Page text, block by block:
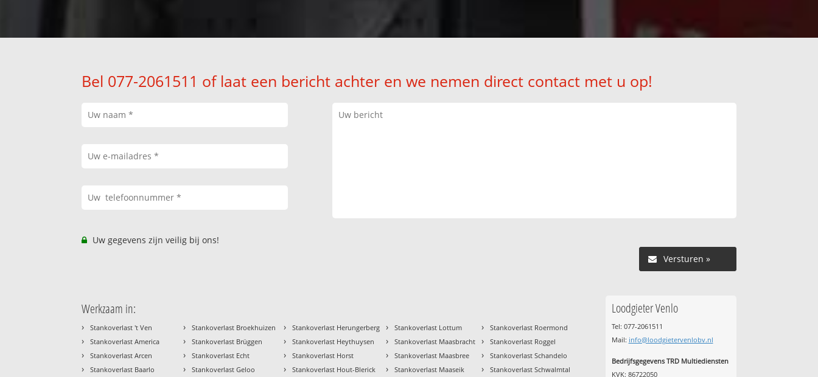
Bel 077-2061511 of laat een bericht achter en we nemen direct contact met u op!
Uw gegevens zijn veilig bij ons!
Versturen »
Werkzaam in:
› Stankoverlast 't Ven
› Stankoverlast America
› Stankoverlast Arcen
› Stankoverlast Baarlo
› Stankoverlast Broekhuizen
› Stankoverlast Brüggen
› Stankoverlast Echt
› Stankoverlast Geloo
› Stankoverlast Herungerberg
› Stankoverlast Heythuysen
› Stankoverlast Horst
› Stankoverlast Hout-Blerick
› Stankoverlast Lottum
› Stankoverlast Maasbracht
› Stankoverlast Maasbree
› Stankoverlast Maaseik
› Stankoverlast Roermond
› Stankoverlast Roggel
› Stankoverlast Schandelo
› Stankoverlast Schwalmtal
Loodgieter Venlo
Tel: 077-2061511
Mail: info@loodgietervenlobv.nl
Bedrijfsgegevens TRD Multiediensten
KVK: 86722050